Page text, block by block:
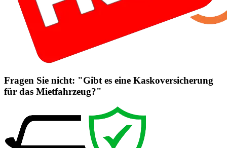
Fragen Sie nicht: "Gibt es eine Kaskoversicherung
für das Mietfahrzeug?"